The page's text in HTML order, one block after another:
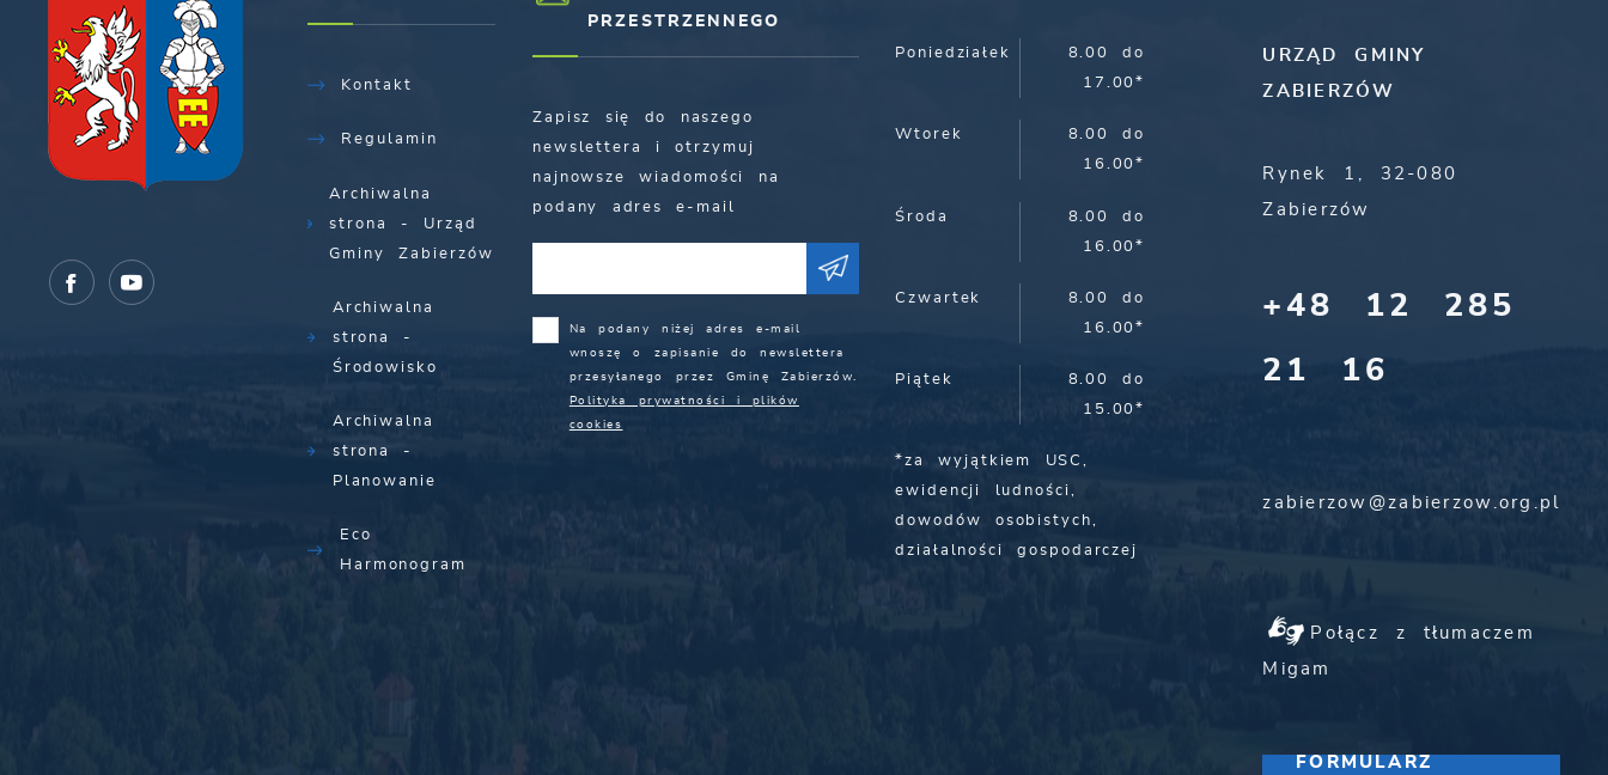
Kontakt
Regulamin
Archiwalna
strona - Urząd
Gminy Zabierzów
Archiwalna
strona -
Środowisko
Archiwalna
strona -
Planowanie
Eco
Harmonogram
PRZESTRZENNEGO
Zapisz się do naszego
newslettera i otrzymuj
najnowsze wiadomości na
podany adres e-mail
Na podany niżej adres e-mail
wnoszę o zapisanie do newslettera
przesyłanego przez Gminę Zabierzów.
Polityka prywatności i plików
cookies
Poniedziałek
8.00 do
17.00*
Wtorek
8.00 do
16.00*
Środa
8.00 do
16.00*
Czwartek
8.00 do
16.00*
Piątek
8.00 do
15.00*
*za wyjątkiem USC,
ewidencji ludności,
dowodów osobistych,
działalności gospodarczej
URZĄD GMINY
ZABIERZÓW
Rynek 1, 32-080
Zabierzów
+48 12 285
21 16
zabierzow@zabierzow.org.pl
Połącz z tłumaczem
Migam
FORMULARZ